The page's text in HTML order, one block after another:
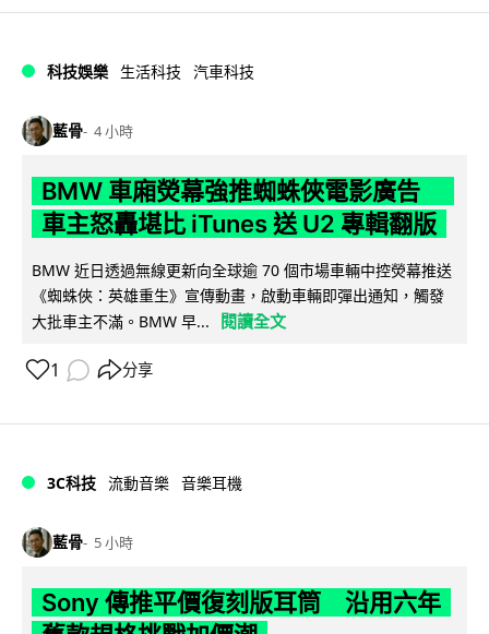
科技娛樂 生活科技 汽車科技
藍骨 4 小時
BMW 車廂熒幕強推蜘蛛俠電影廣告
車主怒轟堪比 iTunes 送 U2 專輯翻版
BMW 近日透過無線更新向全球逾 70 個市場車輛中控熒幕推送
《蜘蛛俠：英雄重生》宣傳動畫，啟動車輛即彈出通知，觸發
大批車主不滿。BMW 早...
閱讀全文
1 分享
3C科技 流動音樂 音樂耳機
藍骨 5 小時
Sony 傳推平價復刻版耳筒 沿用六年